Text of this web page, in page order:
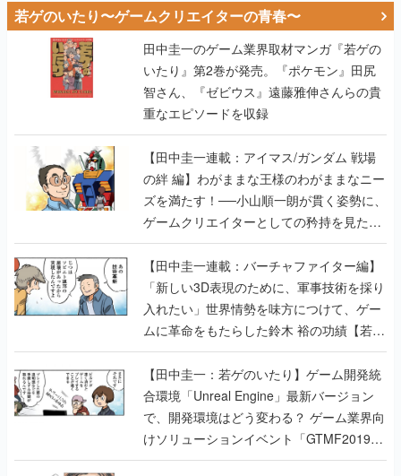
若ゲのいたり〜ゲームクリエイターの青春〜
田中圭一のゲーム業界取材マンガ『若ゲの
いたり』第2巻が発売。『ポケモン』田尻
智さん、『ゼビウス』遠藤雅伸さんらの貴
重なエピソードを収録
【田中圭一連載：アイマス/ガンダム 戦場
の絆 編】わがままな王様のわがままなニー
ズを満たす！──小山順一朗が貫く姿勢に、
ゲームクリエイターとしての矜持を見た
【若ゲのいたり最終回】
【田中圭一連載：バーチャファイター編】
「新しい3D表現のために、軍事技術を採り
入れたい」世界情勢を味方につけて、ゲー
ムに革命をもたらした鈴木 裕の功績【若ゲ
のいたり】
【田中圭一：若ゲのいたり】ゲーム開発統
合環境「Unreal Engine」最新バージョン
で、開発環境はどう変わる？ ゲーム業界向
けソリューションイベント「GTMF2019」
に行って、より理解を深めよう【PR】